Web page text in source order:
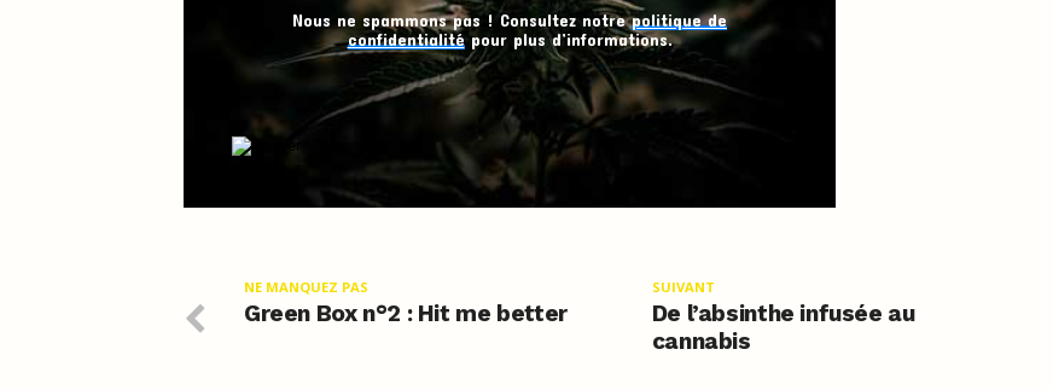
Nous ne spammons pas ! Consultez notrepolitique de
confidentialitépour plus d’informations.
SUIVANT
De l’absinthe infusée au
cannabis
NE MANQUEZ PAS
Green Box n°2 : Hit me better